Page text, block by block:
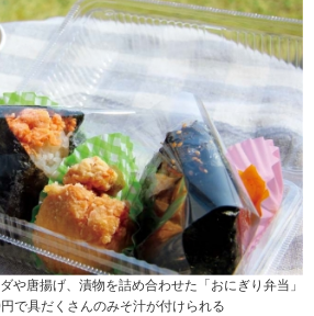
や唐揚げ、漬物を詰め合わせた「おにぎり弁当」
で具だくさんのみそ汁が付けられる